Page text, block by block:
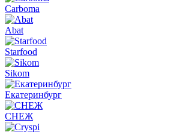
Carboma
Abat
Starfood
Sikom
Екатеринбург
СНЕЖ